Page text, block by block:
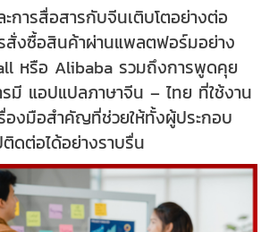
การสื่อสารกับจีนเติบโตอย่างต่อ
รสั่งซื้อสินค้าผ่านแพลตฟอร์มอย่าง
หรือ Alibaba รวมถึงการพูดคุย
มี แอปแปลภาษาจีน – ไทย ที่ใช้งาน
องมือสำคัญที่ช่วยให้ทั้งผู้ประกอบ
ติดต่อได้อย่างราบรื่น